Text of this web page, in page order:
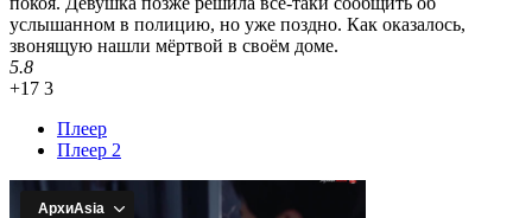
услышанном в полицию, но уже поздно. Как оказалось,
звонящую нашли мёртвой в своём доме.
5.8
+17 3
Плеер
Плеер 2